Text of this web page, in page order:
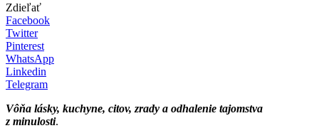
Zdieľať
Facebook
Twitter
Pinterest
WhatsApp
Linkedin
Telegram
Vôňa lásky, kuchyne, citov, zrady a odhalenie tajomstva
z minulosti.